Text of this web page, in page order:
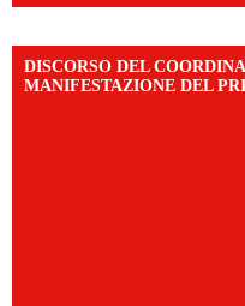
DISCORSO DEL
MANIFESTAZIONE DEL